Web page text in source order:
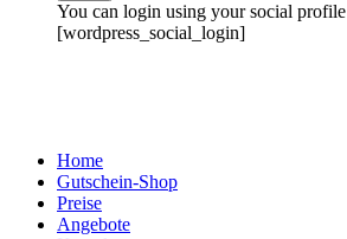
You can login using your social profile
[wordpress_social_login]
Home
Gutschein-Shop
Preise
Angebote